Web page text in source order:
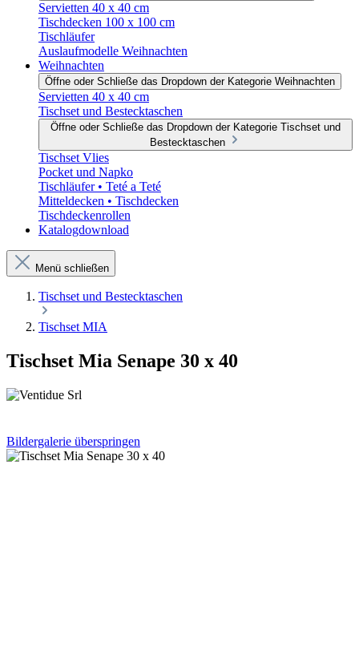
Servietten 40 x 40 cm
Tischdecken 100 x 100 cm
Tischläufer
Auslaufmodelle Weihnachten
Weihnachten
Öffne oder Schließe das Dropdown der Kategorie Weihnachten
Servietten 40 x 40 cm
Tischset und Bestecktaschen
Öffne oder Schließe das Dropdown der Kategorie Tischset und
Bestecktaschen
Tischset Vlies
Pocket und Napko
Tischläufer • Teté a Teté
Mitteldecken • Tischdecken
Tischdeckenrollen
Katalogdownload
Menü schließen
Tischset und Bestecktaschen
Tischset MIA
Tischset Mia Senape 30 x 40
Bildergalerie überspringen